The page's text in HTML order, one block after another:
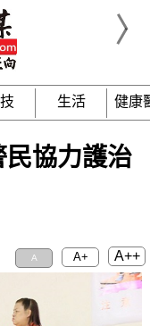
生活 健康
協力護治
A A+ A++